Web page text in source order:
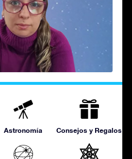
Astronomía Consejos y Regalos